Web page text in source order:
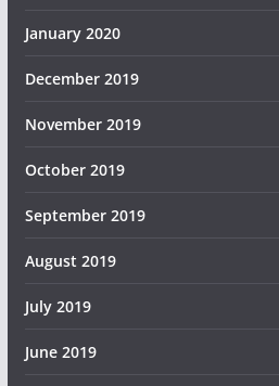
January 2020
December 2019
November 2019
October 2019
September 2019
August 2019
July 2019
June 2019